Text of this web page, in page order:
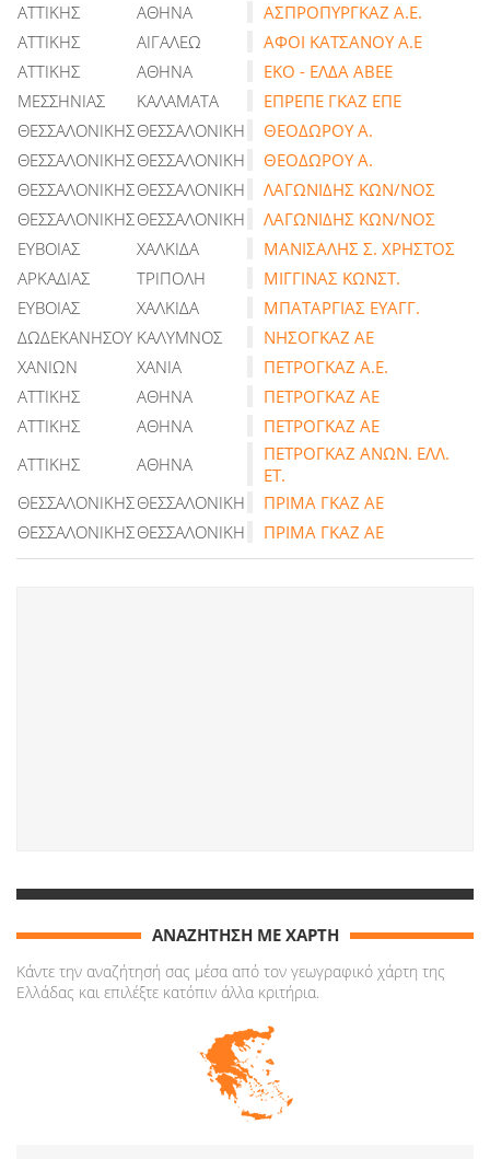
ΑΤΤΙΚΗΣ
ΑΘΗΝΑ
ΑΣΠΡΟΠΥΡΓΚΑΖ Α.Ε.
ΑΤΤΙΚΗΣ
ΑΙΓΑΛΕΩ
ΑΦΟΙ ΚΑΤΣΑΝΟΥ Α.Ε
ΑΤΤΙΚΗΣ
ΑΘΗΝΑ
ΕΚΟ - ΕΛΔΑ ΑΒΕΕ
ΜΕΣΣΗΝΙΑΣ
ΚΑΛΑΜΑΤΑ
ΕΠΡΕΠΕ ΓΚΑΖ ΕΠΕ
ΘΕΣΣΑΛΟΝΙΚΗΣΘΕΣΣΑΛΟΝΙΚΗ
ΘΕΟΔΩΡΟΥ Α.
ΘΕΣΣΑΛΟΝΙΚΗΣΘΕΣΣΑΛΟΝΙΚΗ
ΘΕΟΔΩΡΟΥ Α.
ΘΕΣΣΑΛΟΝΙΚΗΣΘΕΣΣΑΛΟΝΙΚΗ
ΛΑΓΩΝΙΔΗΣ ΚΩΝ/ΝΟΣ
ΘΕΣΣΑΛΟΝΙΚΗΣΘΕΣΣΑΛΟΝΙΚΗ
ΛΑΓΩΝΙΔΗΣ ΚΩΝ/ΝΟΣ
ΕΥΒΟΙΑΣ
ΧΑΛΚΙΔΑ
ΜΑΝΙΣΑΛΗΣ Σ. ΧΡΗΣΤΟΣ
ΑΡΚΑΔΙΑΣ
ΤΡΙΠΟΛΗ
ΜΙΓΓΙΝΑΣ ΚΩΝΣΤ.
ΕΥΒΟΙΑΣ
ΧΑΛΚΙΔΑ
ΜΠΑΤΑΡΓΙΑΣ ΕΥΑΓΓ.
ΔΩΔΕΚΑΝΗΣΟΥ ΚΑΛΥΜΝΟΣ
ΝΗΣΟΓΚΑΖ ΑΕ
ΧΑΝΙΩΝ
ΧΑΝΙΑ
ΠΕΤΡΟΓΚΑΖ Α.Ε.
ΑΤΤΙΚΗΣ
ΑΘΗΝΑ
ΠΕΤΡΟΓΚΑΖ ΑΕ
ΑΤΤΙΚΗΣ
ΑΘΗΝΑ
ΠΕΤΡΟΓΚΑΖ ΑΕ
ΑΤΤΙΚΗΣ
ΑΘΗΝΑ
ΠΕΤΡΟΓΚΑΖ ΑΝΩΝ. ΕΛΛ.
ΕΤ.
ΘΕΣΣΑΛΟΝΙΚΗΣΘΕΣΣΑΛΟΝΙΚΗ
ΠΡΙΜΑ ΓΚΑΖ ΑΕ
ΘΕΣΣΑΛΟΝΙΚΗΣΘΕΣΣΑΛΟΝΙΚΗ ΠΡΙΜΑ ΓΚΑΖ ΑΕ
ΑΝΑΖΗΤΗΣΗ ΜΕ ΧΑΡΤΗ
Κάντε την αναζήτησή σας μέσα από τον γεωγραφικό χάρτη της
Ελλάδας και επιλέξτε κατόπιν άλλα κριτήρια.